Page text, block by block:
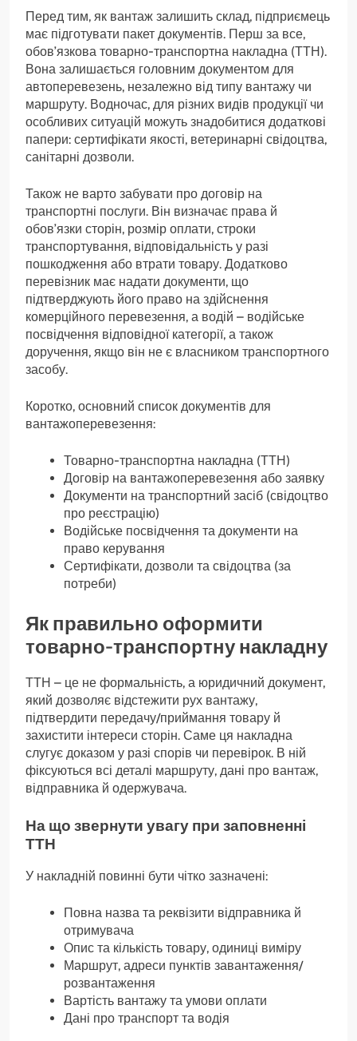
Перед тим, як вантаж залишить склад, підприємець
має підготувати пакет документів. Перш за все,
обов’язкова товарно-транспортна накладна (ТТН).
Вона залишається головним документом для
автоперевезень, незалежно від типу вантажу чи
маршруту. Водночас, для різних видів продукції чи
особливих ситуацій можуть знадобитися додаткові
папери: сертифікати якості, ветеринарні свідоцтва,
санітарні дозволи.
Також не варто забувати про договір на
транспортні послуги. Він визначає права й
обов’язки сторін, розмір оплати, строки
транспортування, відповідальність у разі
пошкодження або втрати товару. Додатково
перевізник має надати документи, що
підтверджують його право на здійснення
комерційного перевезення, а водій – водійське
посвідчення відповідної категорії, а також
доручення, якщо він не є власником транспортного
засобу.
Коротко, основний список документів для
вантажоперевезення:
Товарно-транспортна накладна (ТТН)
Договір на вантажоперевезення або заявку
Документи на транспортний засіб (свідоцтво
про реєстрацію)
Водійське посвідчення та документи на
право керування
Сертифікати, дозволи та свідоцтва (за
потреби)
Як правильно оформити
товарно-транспортну накладну
ТТН – це не формальність, а юридичний документ,
який дозволяє відстежити рух вантажу,
підтвердити передачу/приймання товару й
захистити інтереси сторін. Саме ця накладна
слугує доказом у разі спорів чи перевірок. В ній
фіксуються всі деталі маршруту, дані про вантаж,
відправника й одержувача.
На що звернути увагу при заповненні
ТТН
У накладній повинні бути чітко зазначені:
Повна назва та реквізити відправника й
отримувача
Опис та кількість товару, одиниці виміру
Маршрут, адреси пунктів завантаження/
розвантаження
Вартість вантажу та умови оплати
Дані про транспорт та водія